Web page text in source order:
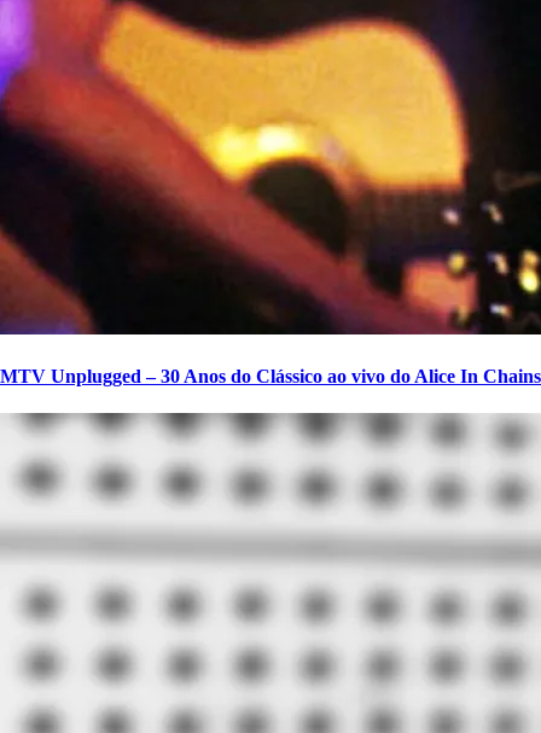
MTV Unplugged – 30 Anos do Clássico ao vivo do Alice In Chains